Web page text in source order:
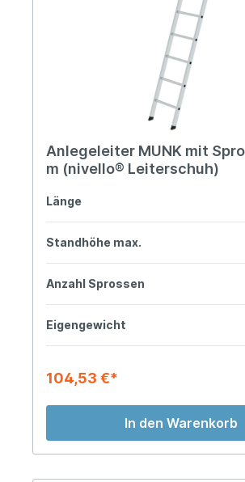
Anlegeleiter MUNK mit
m (nivello® Leiterschuh)
Länge
Standhöhe max.
Anzahl Sprossen
Eigengewicht
104,53 €*
In den Warenkorb